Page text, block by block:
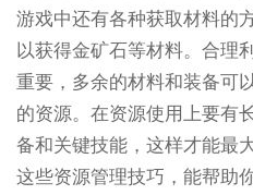
游戏中还有各种获取材料的
以获得金矿石等材料。合理
重要，多余的材料和装备可
的资源。在资源使用上要有
备和关键技能，这样才能最
这些资源管理技巧，能帮助